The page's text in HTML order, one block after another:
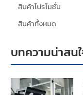
สินค้าโปรโมชั่น
สินค้าทั้งหมด
บทความน่าสน